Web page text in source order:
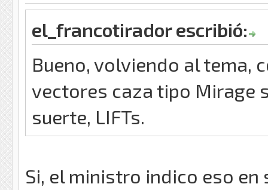
el_francotirador escribió:
Bueno, volviendo al tema,
vectores caza tipo Mirage
suerte, LIFTs.
Si, el ministro indico eso